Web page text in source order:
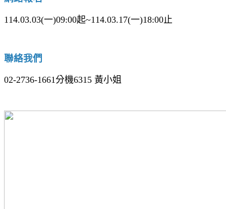
114.03.03(一)09:00起~114.03.17(一)18:00止
聯絡我們
02-2736-1661分機6315 黃小姐